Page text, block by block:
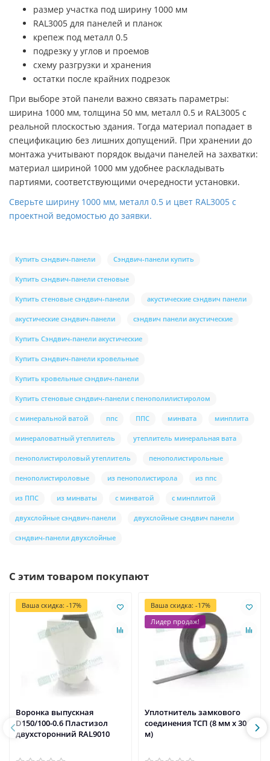
размер участка под ширину 1000 мм
RAL3005 для панелей и планок
крепеж под металл 0.5
подрезку у углов и проемов
схему разгрузки и хранения
остатки после крайних подрезок
При выборе этой панели важно связать параметры:
ширина 1000 мм, толщина 50 мм, металл 0.5 и RAL3005 с
реальной плоскостью здания. Тогда материал попадает в
спецификацию без лишних допущений. При хранении до
монтажа учитывают порядок выдачи панелей на захватки:
материал шириной 1000 мм удобнее раскладывать
партиями, соответствующими очередности установки.
Сверьте ширину 1000 мм, металл 0.5 и цвет RAL3005 с
проектной ведомостью до заявки.
Купить сэндвич-панели Сэндвич-панели купить
Купить сэндвич-панели стеновые
Купить стеновые сэндвич-панели акустические сэндвич панели
акустические сэндвич-панели сэндвич панели акустические
Купить Сэндвич-панели акустические
Купить сэндвич-панели кровельные
Купить кровельные сэндвич-панели
Купить стеновые сэндвич-панели с пенополилистиролом
с минеральной ватой ппс ППС минвата минплита
минераловатный утеплитель утеплитель минеральная вата
пенополистироловый утеплитель пенополистирольные
пенополистироловые из пенополистирола из ппс
из ППС из минваты с минватой с минплитой
двухслойные сэндвич-панели двухслойные сэндвич панели
сэндвич-панели двухслойные
С этим товаром покупают
Ваша скидка: -17%
Воронка выпускная
D150/100-0.6 Пластизол
двухсторонний RAL9010
Ваша скидка: -17%
Лидер продаж!
Уплотнитель замкового
соединения ТСП (8 мм х 30
м)